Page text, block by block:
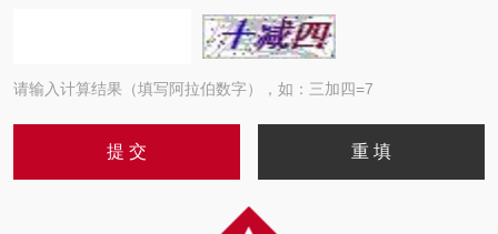
请输入计算结果（填写阿拉伯数字），如：三加四=7